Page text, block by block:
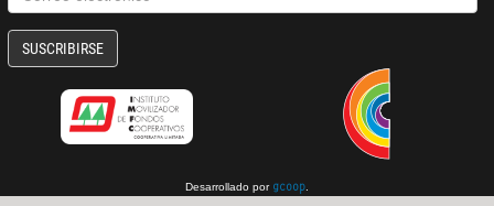
SUSCRIBIRSE
Desarrollado por gcoop